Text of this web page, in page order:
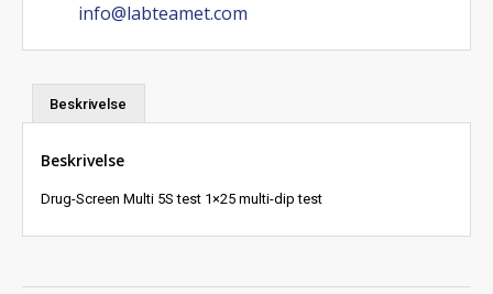
info@labteamet.com
Beskrivelse
Beskrivelse
Drug-Screen Multi 5S test 1×25 multi-dip test